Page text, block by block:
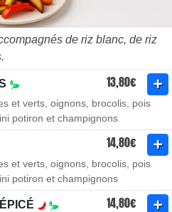
de riz blanc, de riz
13,80€
et verts, oignons, brocolis, pois
potiron et champignons
14,80€
et verts, oignons, brocolis, pois
potiron et champignons
14,80€